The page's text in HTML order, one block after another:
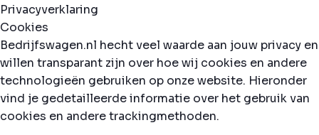
Privacyverklaring
Cookies
Bedrijfswagen.nl hecht veel waarde aan jouw privacy en
willen transparant zijn over hoe wij cookies en andere
technologieën gebruiken op onze website. Hieronder
vind je gedetailleerde informatie over het gebruik van
cookies en andere trackingmethoden.